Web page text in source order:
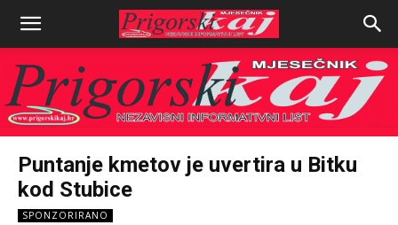
Puntanje kmetov je uvertira u Bitku
kod Stubice
SPONZORIRANO